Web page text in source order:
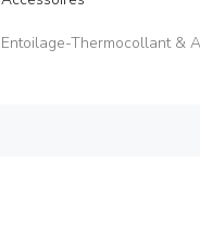
Entoilage-Thermocollant &